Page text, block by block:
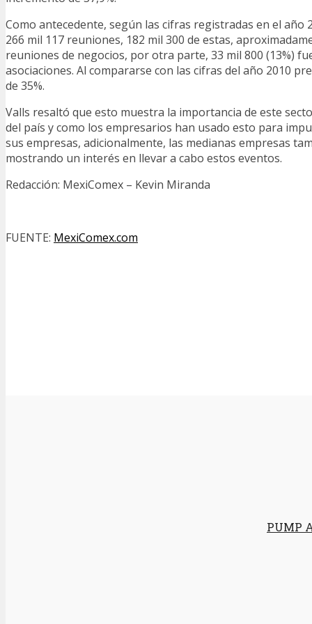
Como antecedente, según las cifras registradas en el año
266 mil 117 reuniones, 182 mil 300 de estas,
reuniones de negocios, por otra parte, 33 mil 800 (13%)
asociaciones. Al compararse con las cifras del año 2010
de 35%.
Valls resaltó que esto muestra la importancia de este
del país y como los empresarios han usado esto para
sus empresas, adicionalmente, las medianas empresas
mostrando un interés en llevar a cabo estos eventos.
Redacción: MexiComex – Kevin Miranda
FUENTE: MexiComex.com
PUMP